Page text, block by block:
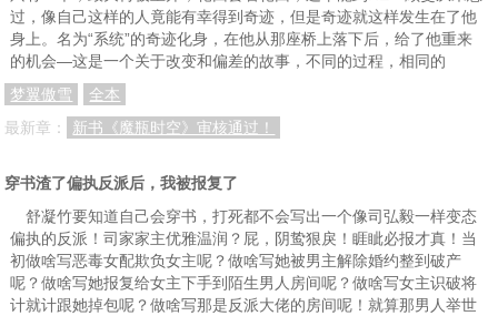
过，像自己这样的人竟能有幸得到奇迹，但是奇迹就这样发生在了他
身上。名为“系统”的奇迹化身，在他从那座桥上落下后，给了他重来
的机会—这是一个关于改变和偏差的故事，不同的过程，相同的
梦翼傲雪
全本
最新章：
新书《魔瓶时空》审核通过！
穿书渣了偏执反派后，我被报复了
舒凝竹要知道自己会穿书，打死都不会写出一个像司弘毅一样变态
偏执的反派！司家家主优雅温润？屁，阴鸷狠戾！睚眦必报才真！当
初做啥写恶毒女配欺负女主呢？做啥写她被男主解除婚约整到破产
呢？做啥写她报复给女主下手到陌生男人房间呢？做啥写女主识破将
计就计跟她掉包呢？做啥写那是反派大佬的房间呢！就算那男人举世